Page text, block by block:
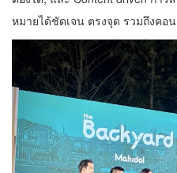
หมายได้ชัดเจน ตรงจุด รวมถึงค